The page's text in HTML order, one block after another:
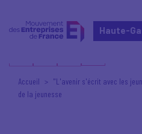
Haute-
Accueil
"L'avenir s'écrit avec les
de la jeunesse